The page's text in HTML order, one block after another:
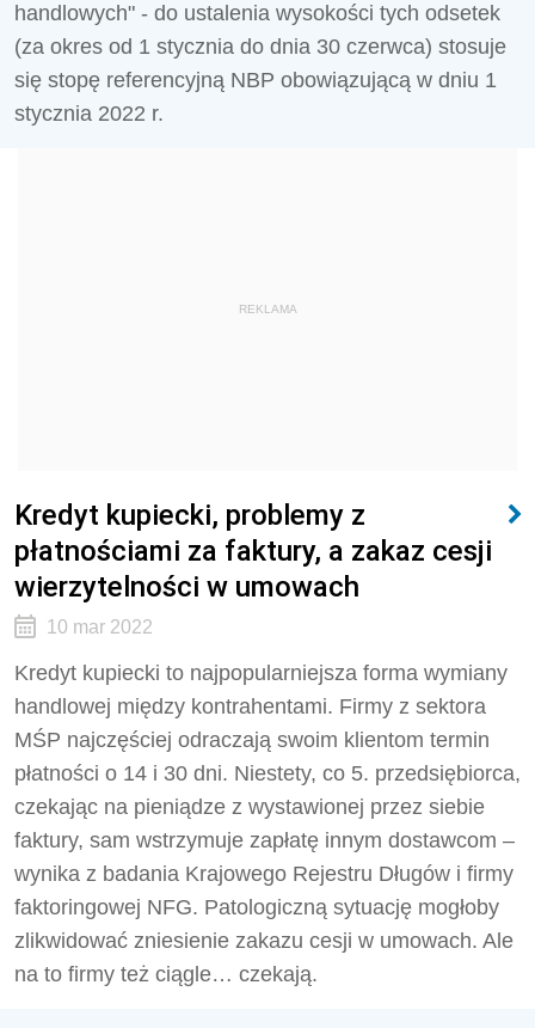
handlowych" - do ustalenia wysokości tych odsetek
(za okres od 1 stycznia do dnia 30 czerwca) stosuje
się stopę referencyjną NBP obowiązującą w dniu 1
stycznia 2022 r.
REKLAMA
Kredyt kupiecki, problemy z
płatnościami za faktury, a zakaz cesji
wierzytelności w umowach
10 mar 2022
Kredyt kupiecki to najpopularniejsza forma wymiany
handlowej między kontrahentami. Firmy z sektora
MŚP najczęściej odraczają swoim klientom termin
płatności o 14 i 30 dni. Niestety, co 5. przedsiębiorca,
czekając na pieniądze z wystawionej przez siebie
faktury, sam wstrzymuje zapłatę innym dostawcom –
wynika z badania Krajowego Rejestru Długów i firmy
faktoringowej NFG. Patologiczną sytuację mogłoby
zlikwidować zniesienie zakazu cesji w umowach. Ale
na to firmy też ciągle… czekają.